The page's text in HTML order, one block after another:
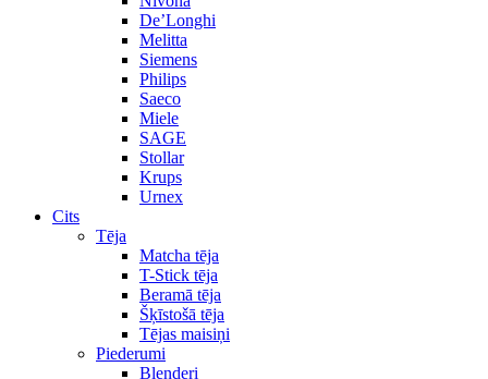
De’Longhi
Melitta
Siemens
Philips
Saeco
Miele
SAGE
Stollar
Krups
Urnex
Cits
Tēja
Matcha tēja
T-Stick tēja
Beramā tēja
Šķīstošā tēja
Tējas maisiņi
Piederumi
Blenderi